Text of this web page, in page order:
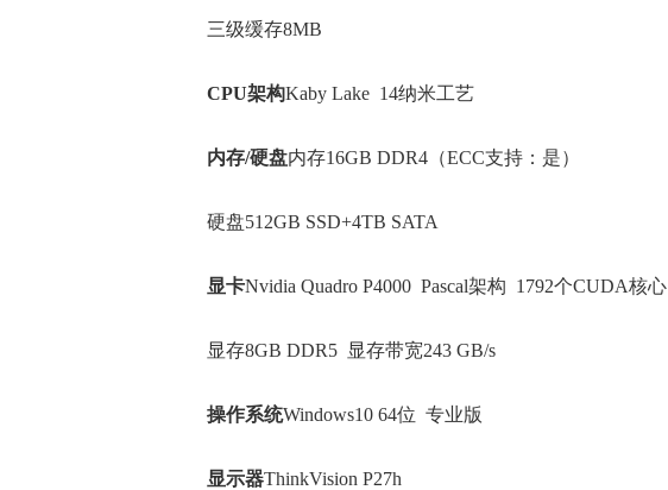
三级缓存8MB
CPU架构Kaby Lake 14纳米工艺
内存/硬盘内存16GB DDR4（ECC支持：是）
硬盘512GB SSD+4TB SATA
显卡Nvidia Quadro P4000 Pascal架构 1792个CUDA核心
显存8GB DDR5 显存带宽243 GB/s
操作系统Windows10 64位 专业版
显示器ThinkVision P27h